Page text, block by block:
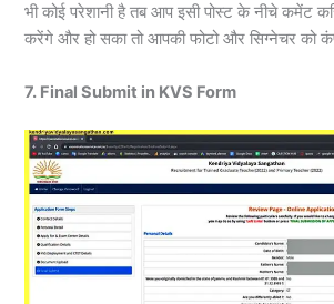
भी कोई परेशानी है तब आप इसी पोस्ट के नीचे कमेंट
करेंगे और हो सका तो आपकी फोटो और सिग्नेचर को
7. Final Submit in KVS Form